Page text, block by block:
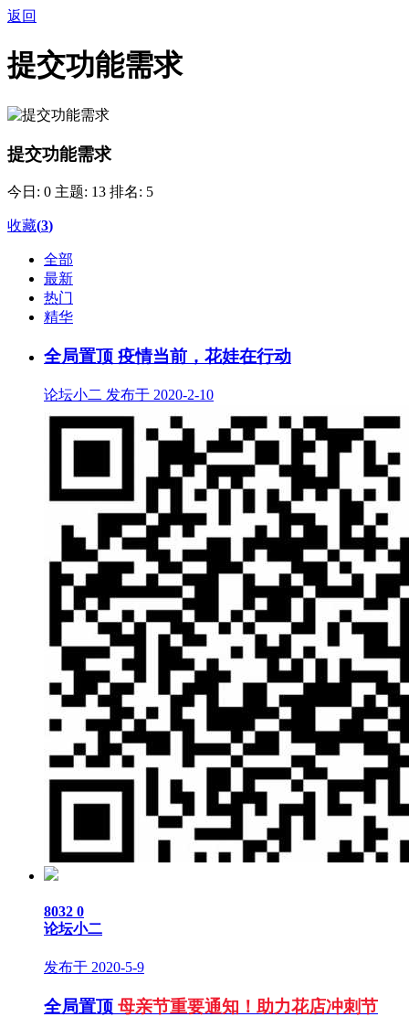
返回
提交功能需求
提交功能需求
今日: 0 主题: 13 排名: 5
收藏(3)
全部
最新
热门
精华
全局置顶 疫情当前，花娃在行动
论坛小二 发布于 2020-2-10
8032 0
论坛小二
发布于 2020-5-9
全局置顶 母亲节重要通知！助力花店冲刺节